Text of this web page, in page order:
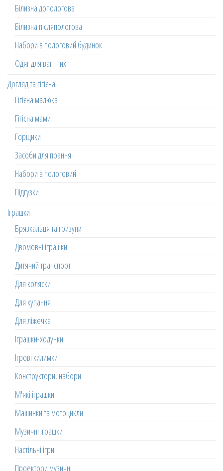
Білизна допологова
Білизна післяпологова
Набори в пологовий будинок
Одяг для вагітних
Догляд та гігієна
Гігієна малюка
Гігієна мами
Горщики
Засоби для прання
Набори в пологовий
Підгузки
Іграшки
Брязкальця та гризуни
Двомовні іграшки
Дитячий транспорт
Для коляски
Для купання
Для ліжечка
Іграшки-ходунки
Ігрові килимки
Конструктори, набори
М'які іграшки
Машинки та мотоцикли
Музичні іграшки
Настільні ігри
Проектори музичні